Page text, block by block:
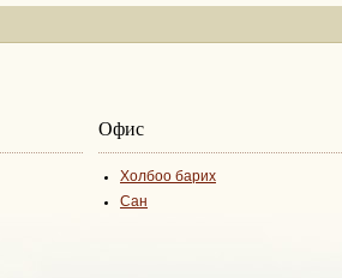
Офис
Холбоо барих
Сан